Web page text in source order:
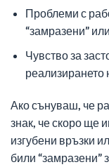
Проблеми с
“замразени”
Чувство за
реализирането
Ако сънуваш, че
знак, че скоро ще
изгубени връзки
били “замразени”